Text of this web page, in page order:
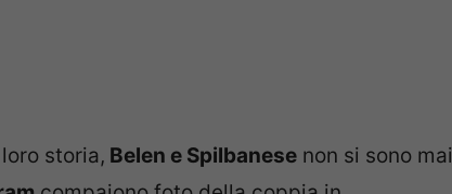
loro storia, Belen e Spilbanese non si sono mai